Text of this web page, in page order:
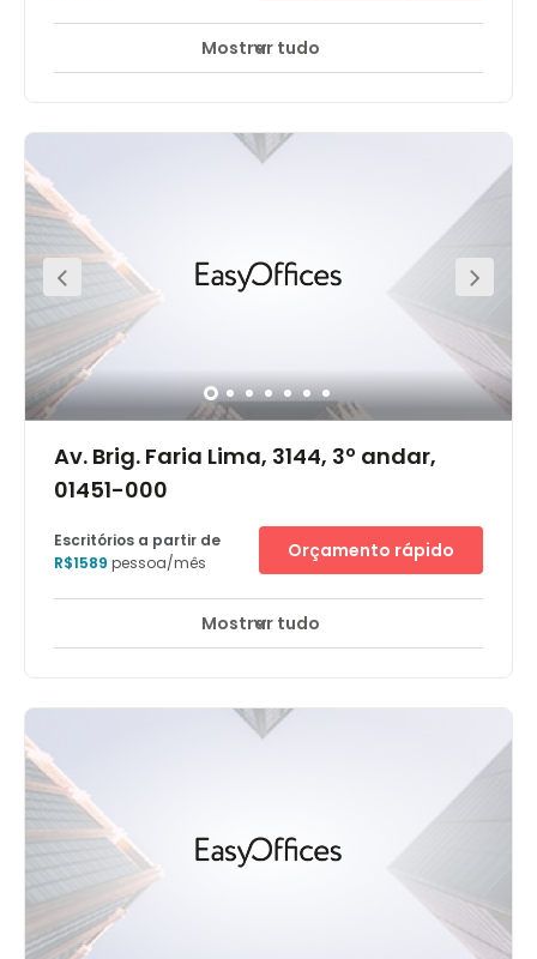
Monitorização CCTV 24 horas Elevador
Construído na década de 80, o TNU tem classificação
BB e padrão corporativo, sediando empresas dos
civil. Localizado no Brooklin Novo, um distrito comercial
em constante expansão, possui fácil acesso às
principais vias da cidade, aeroporto nacional e linhas
de transporte público.
Mostrar tudo
Av. Brig. Faria Lima, 3144, 3º andar,
01451-000
Monitorização CCTV 24 horas + 12 mais
Seculum Faria Lima. Ele ocupa o terceiro andar deste
sofisticado arranha céu com fachada de granito, que
Brigadeiro Faria Lima. O prédio fica próximo ao luxuoso
bairro do Itaim Bibi onde muitas empresas e bancos de
investimento internacionais estão situados, juntamente
com multinacionais de diversos setores que vão desde
biotecnologia a infraestrutura. No edifício estão grandes
empresas e um dos escritórios de advocacia mais
importantes do Brasil. O centro de negócios conta com
diversas comodidades e está a apenas seis
quilômetros do Aeroporto de Congonhas.
Escritórios a partir de
R$1589 pessoa/mês
Orçamento rápido
Mostrar tudo